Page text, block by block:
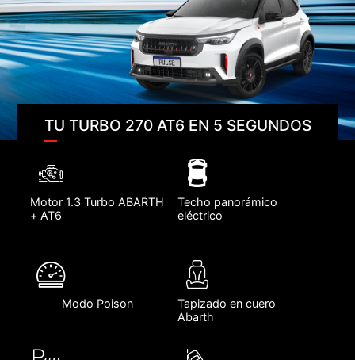
TU TURBO 270 AT6 EN 5 SEGUNDOS
Motor 1.3 Turbo ABARTH
+ AT6
Techo panorámico
eléctrico
Modo Poison
Tapizado en cuero
Abarth